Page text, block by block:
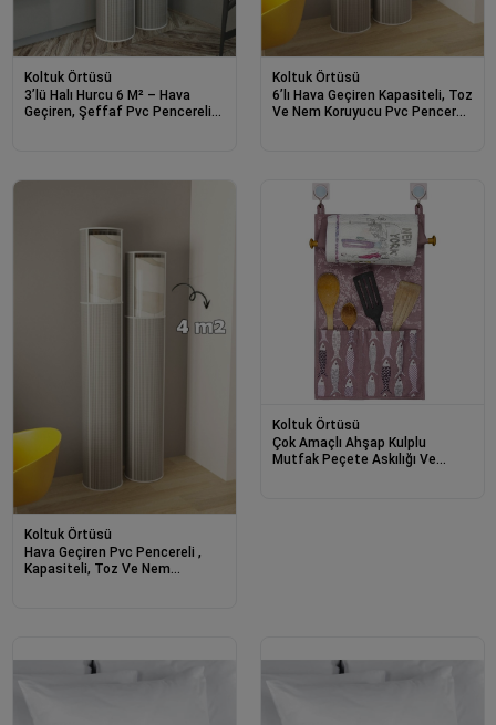
Koltuk Örtüsü
3’lü Halı Hurcu 6 M² – Hava
Geçiren, Şeffaf Pvc Pencereli
Koltuk Örtüsü
6’lı Hava Geçiren Kapasiteli, Toz
Ve Nem Koruyucu Pvc Pencereli
Koltuk Örtüsü
Hava Geçiren Pvc Pencereli ,
Kapasiteli, Toz Ve Nem
Koltuk Örtüsü
Çok Amaçlı Ahşap Kulplu
Mutfak Peçete Askılığı Ve